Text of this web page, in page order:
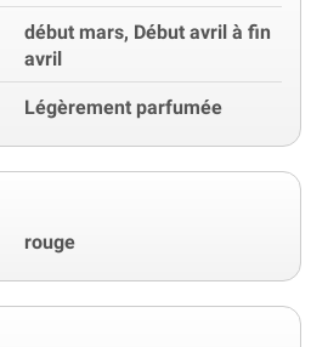
début mars, Début avril à fin
avril
Légèrement parfumée
rouge